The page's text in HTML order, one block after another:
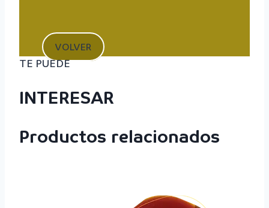
VOLVER
TE PUEDE
INTERESAR
Productos relacionados